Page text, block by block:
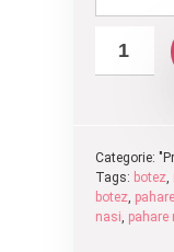
Categorie:
Tags: botez,
botez,
nasi, pahare